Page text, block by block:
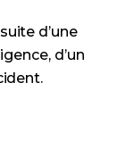
d’une
d’un